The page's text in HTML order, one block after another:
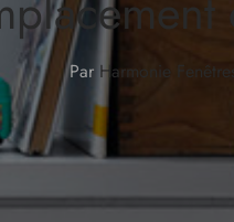
Par Harmonie